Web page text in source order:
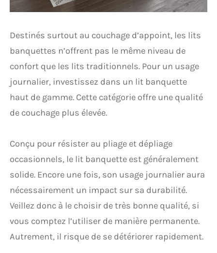
Destinés surtout au couchage d’appoint, les lits
banquettes n’offrent pas le même niveau de
confort que les lits traditionnels. Pour un usage
journalier, investissez dans un lit banquette
haut de gamme. Cette catégorie offre une qualité
de couchage plus élevée.
Conçu pour résister au pliage et dépliage
occasionnels, le lit banquette est généralement
solide. Encore une fois, son usage journalier aura
nécessairement un impact sur sa durabilité.
Veillez donc à le choisir de très bonne qualité, si
vous comptez l’utiliser de manière permanente.
Autrement, il risque de se détériorer rapidement.